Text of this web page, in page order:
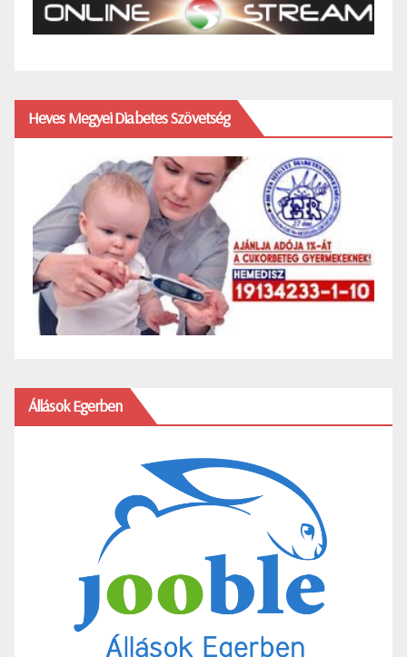
Heves Megyei Diabetes Szövetség
Állások Egerben